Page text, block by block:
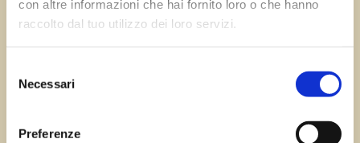
con altre informazioni che hai fornito loro o che hanno
raccolto dal tuo utilizzo dei loro servizi.
delNecessari
Preferenze
Errore:Modulo di contatto non trovato.